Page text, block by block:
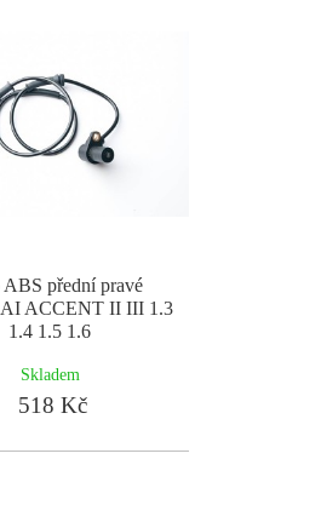
přední pravé
ACCENT II III 1.3
1.4 1.5 1.6
Skladem
518 Kč